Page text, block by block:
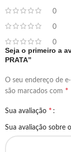
0
0
0
Seja o primeiro a
PRATA”
O seu endereço de
são marcados com *
Sua avaliação *
Sua avaliação sobre